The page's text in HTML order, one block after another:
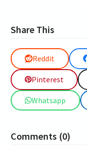
Share This
Reddit
Pinterest
Whatsapp
Comments (0)